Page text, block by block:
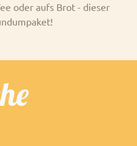
oder aufs Brot - dieser